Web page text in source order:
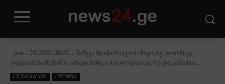
Home მთავარი ამბავი
მამუკა მდინარაძე ოპოზიციაზე: თორნიკე
რიჟვაძის სამწუხარო ამბავი მოხდა გაცილებით ადრე და კამპანია...
მთავარი ამბავი პოლიტიკა